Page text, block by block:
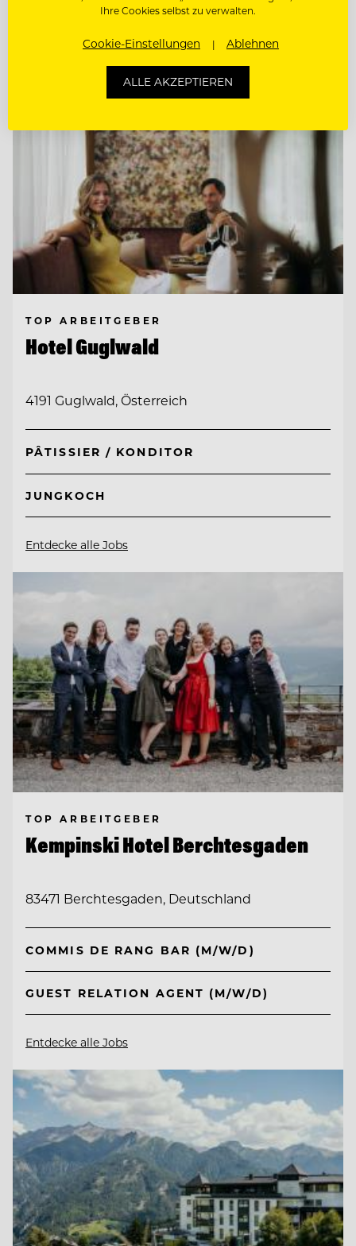
Entdecke alle Jobs
TOP ARBEITGEBER
Hotel Guglwald
4191 Guglwald, Österreich
PÂTISSIER / KONDITOR
JUNGKOCH
Entdecke alle Jobs
TOP ARBEITGEBER
Kempinski Hotel Berchtesgaden
83471 Berchtesgaden, Deutschland
COMMIS DE RANG BAR (M/W/D)
GUEST RELATION AGENT (M/W/D)
Entdecke alle Jobs
Ihre Cookies selbst zu verwalten.
Cookie-Einstellungen Ablehnen
ALLE AKZEPTIEREN